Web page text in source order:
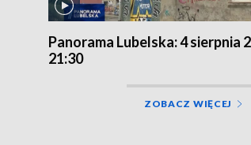
Panorama Lubelska: 4 sierpnia
21:30
ZOBACZ WIĘCEJ